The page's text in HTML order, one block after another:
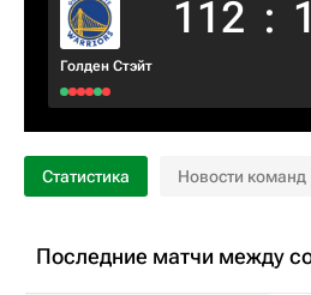
Голден Стэйт
112 :
Статистика Новости команд
Последние матчи между